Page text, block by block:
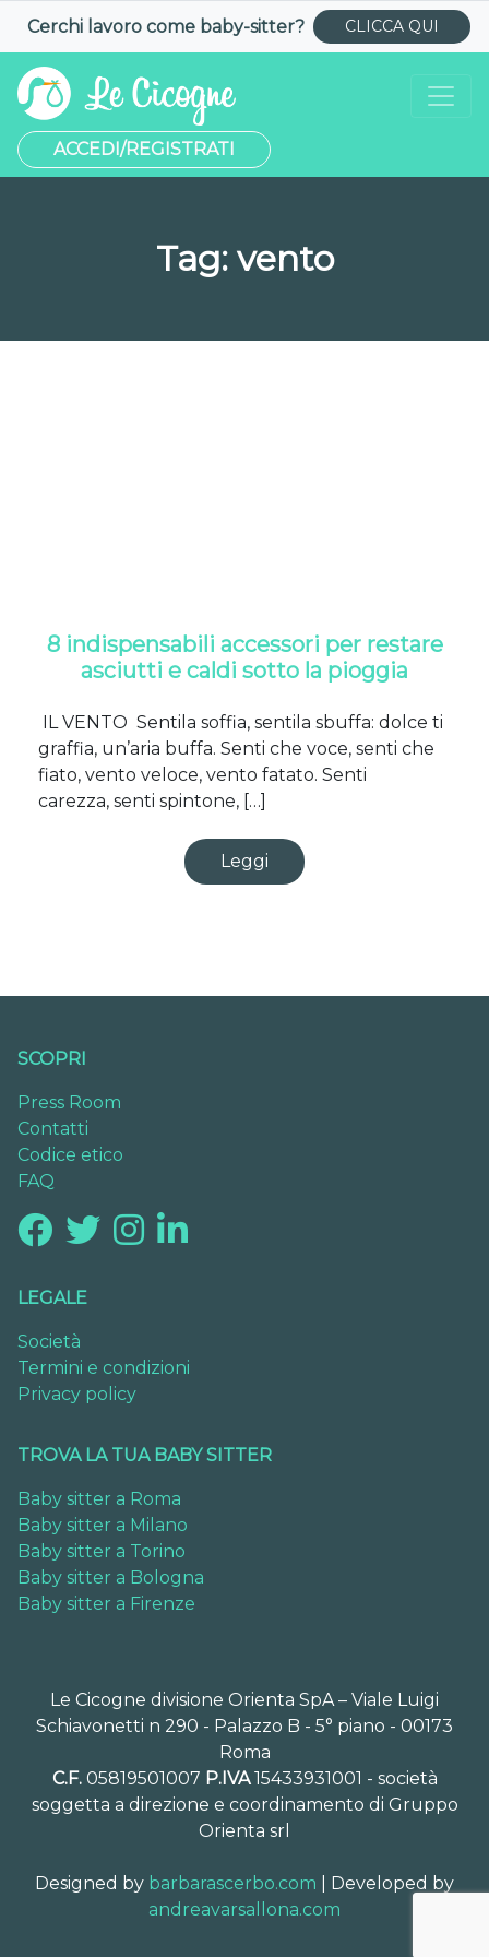
Cerchi lavoro come baby-sitter? CLICCA QUI
ACCEDI/REGISTRATI
Tag: vento
8 indispensabili accessori per restare
asciutti e caldi sotto la pioggia
IL VENTO Sentila soffia, sentila sbuffa: dolce ti
graffia, un’aria buffa. Senti che voce, senti che
fiato, vento veloce, vento fatato. Senti
carezza, senti spintone, […]
Leggi
SCOPRI
Press Room
Contatti
Codice etico
FAQ
LEGALE
Società
Termini e condizioni
Privacy policy
TROVA LA TUA BABY SITTER
Baby sitter a Roma
Baby sitter a Milano
Baby sitter a Torino
Baby sitter a Bologna
Baby sitter a Firenze
Le Cicogne divisione Orienta SpA – Viale Luigi
Schiavonetti n 290 - Palazzo B - 5° piano - 00173
Roma
C.F.05819501007 P.IVA15433931001 - società
soggetta a direzione e coordinamento di Gruppo
Orienta srl
Designed by barbarascerbo.com | Developed by
andreavarsallona.com